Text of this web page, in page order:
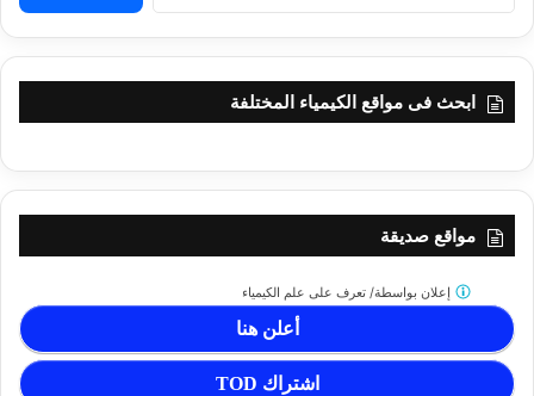
ابحث فى مواقع الكيمياء المختلفة
مواقع صديقة
أعلن هنا
اشتراك TOD
إعلان بواسطة/ تعرف على علم الكيمياء